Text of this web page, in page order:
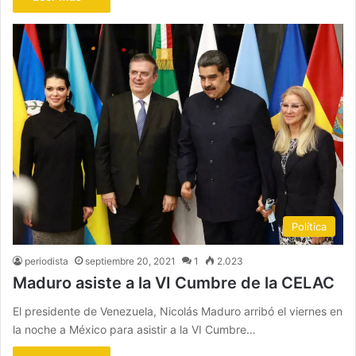
Política
periodista septiembre 20, 2021 1 2.023
Maduro asiste a la VI Cumbre de la CELAC
El presidente de Venezuela, Nicolás Maduro arribó el viernes en
la noche a México para asistir a la VI Cumbre…